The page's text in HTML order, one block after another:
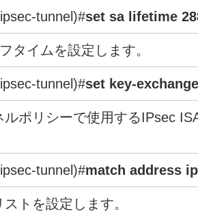
tunnel)#set sa lifetime
タイムを設定します。
tunnel)#set key-
ルポリシーで使用するIPsec
tunnel)#match address
トを設定します。